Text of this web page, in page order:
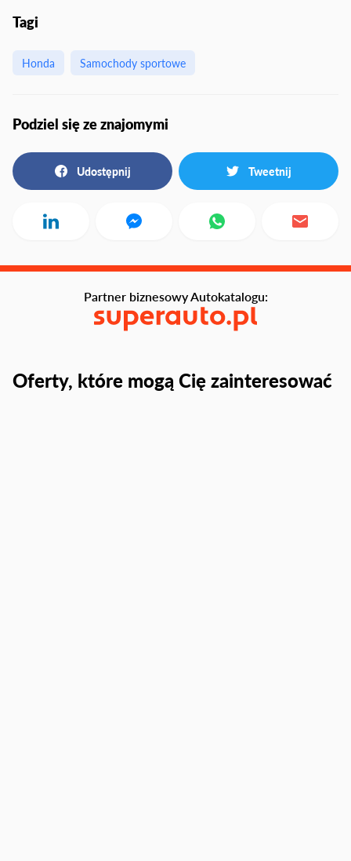
Tagi
Honda Samochody sportowe
Podziel się ze znajomymi
Udostępnij Tweetnij
Oferty, które mogą Cię zainteresować
Partner biznesowy Autokatalogu: